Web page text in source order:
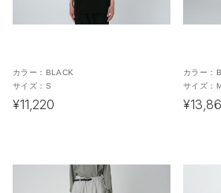
カラー： BLACK
サイズ： S
¥11,220
カラー：
サイズ：